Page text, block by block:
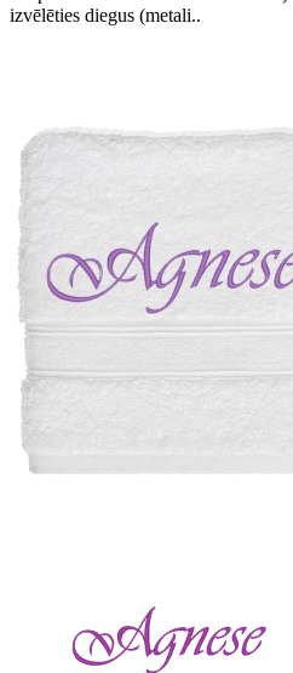
izvēlēties diegus (metali..